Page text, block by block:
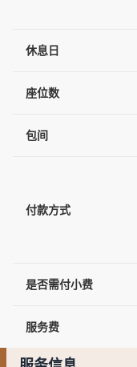
休息日
座位数
包间
付款方式
是否需付小费
服务费